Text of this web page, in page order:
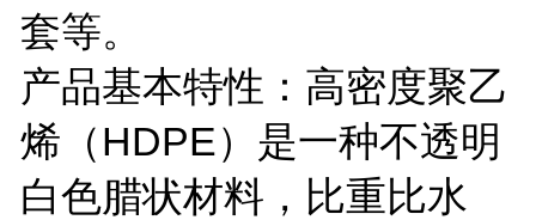
套等。
产品基本特性：高密度聚乙
烯（HDPE）是一种不透明
白色腊状材料，比重比水